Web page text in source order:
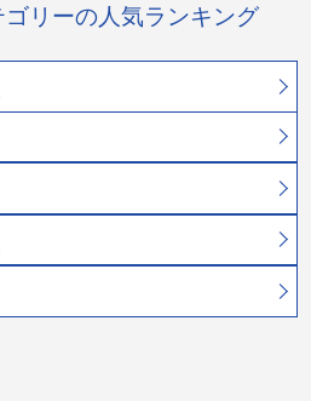
ゴリーの人気ランキング